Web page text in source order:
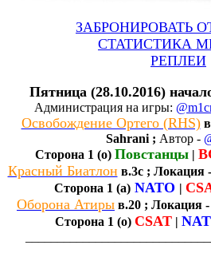
ЗАБРОНИРОВАТЬ
СТАТИСТИКА
РЕПЛЕИ
Пятница (28.10.2016)
Администрация на игры:
Освобождение Ортего (RHS)
Sahrani ; Автор -
Сторона 1 (о) Повстанцы|
Красный Биатлон в.3c ; Локация
Сторона 1 (а) NATO |
Оборона Атиры в.20 ; Локация
Сторона 1 (о) CSAT |